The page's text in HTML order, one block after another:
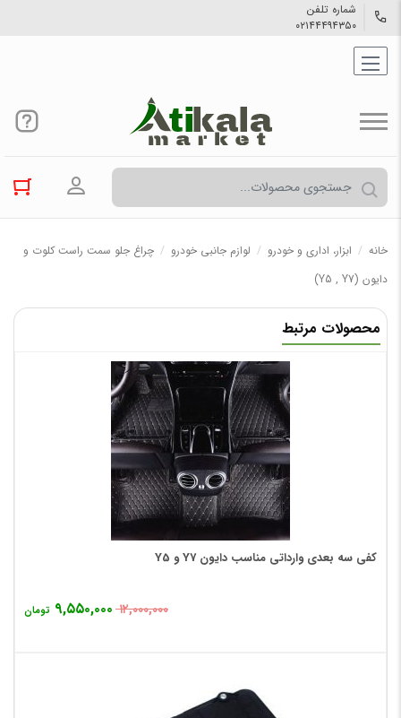
شماره تلفن
۰۲۱۴۴۴۹۴۳۵۰
ورود به
خانه / ابزار، اداری و خودرو / لوازم جانبی خودرو / چراغ جلو سمت راست کلوت و
دایون (Y5 , Y7)
محصولات مرتبط
کفی سه بعدی وارداتی مناسب دایون Y7 و Y5
۱۲,۰۰۰,۰۰۰ ۹,۵۵۰,۰۰۰ تومان